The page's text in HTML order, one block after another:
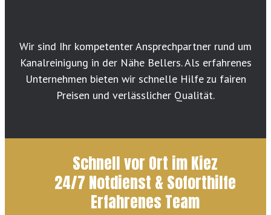
Wir sind Ihr kompetenter Ansprechpartner rund um
Kanalreinigung in der Nähe Bellers. Als erfahrenes
Unternehmen bieten wir schnelle Hilfe zu fairen
Preisen und verlässlicher Qualität.
Schnell vor Ort im Kiez
24/7 Notdienst & Soforthilfe
Erfahrenes Team